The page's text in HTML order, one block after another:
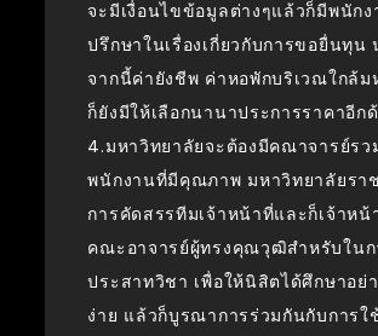
จะมีเงื่อนไขข้อมูลต่างๆแล้วก็มีพนักง
ปรึกษาในเรื่องเกี่ยวกับการขอยื่นทุน
จากนี้ค่ายังชีพ ค่าหอพักบริเวณใกล้ม
ก็ยังมีให้เลือกนานาประการราคาอีก
4.มหาวิทยาลัยจะต้องมีคณาจารย์รว
พนักงานที่มีคุณภาพ มหาวิทยาลัยรา
การคัดสรรทีมเจ้าหน้าที่และก็เจ้าหน้
คณะอาจารย์ผู้ทรงคุณวุฒิสำหรับใน
ประสาทวิชา เพื่อให้นิสิตได้ศึกษาอย่า
ง่าย แล้วก็บูรณาการร่วมกันกับการใ